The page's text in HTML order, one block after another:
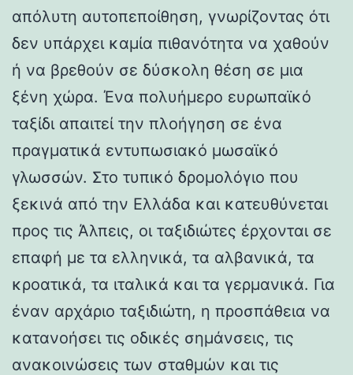
απόλυτη αυτοπεποίθηση, γνωρίζοντας ότι
δεν υπάρχει καμία πιθανότητα να χαθούν
ή να βρεθούν σε δύσκολη θέση σε μια
ξένη χώρα. Ένα πολυήμερο ευρωπαϊκό
ταξίδι απαιτεί την πλοήγηση σε ένα
πραγματικά εντυπωσιακό μωσαϊκό
γλωσσών. Στο τυπικό δρομολόγιο που
ξεκινά από την Ελλάδα και κατευθύνεται
προς τις Άλπεις, οι ταξιδιώτες έρχονται σε
επαφή με τα ελληνικά, τα αλβανικά, τα
κροατικά, τα ιταλικά και τα γερμανικά. Για
έναν αρχάριο ταξιδιώτη, η προσπάθεια να
κατανοήσει τις οδικές σημάνσεις, τις
ανακοινώσεις των σταθμών και τις